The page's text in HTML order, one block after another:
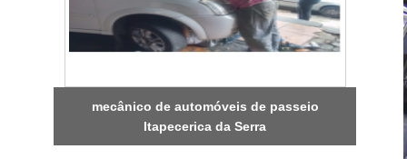
mecânico de automóveis de passeio
Itapecerica da Serra